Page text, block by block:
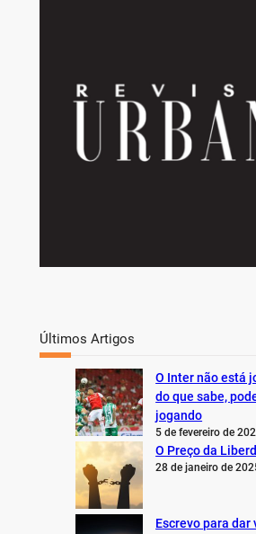
Últimos Artigos
O Inter não está
do que sabe,
jogando
5 de fevereiro de
O Preço da
28 de janeiro de
Escrevo para dar